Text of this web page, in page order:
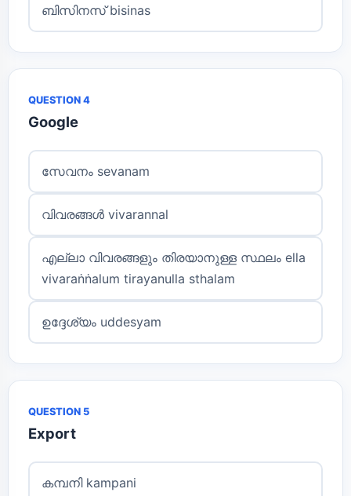
ബിസിനസ് bisinas
QUESTION 4
Google
സേവനം sevanam
വിവരങ്ങൾ vivarannal
എല്ലാ വിവരങ്ങളും തിരയാനുള്ള സ്ഥലം ella
vivaraṅṅalum tirayanulla sthalam
ഉദ്ദേശ്യം uddesyam
QUESTION 5
Export
കമ്പനി kampani